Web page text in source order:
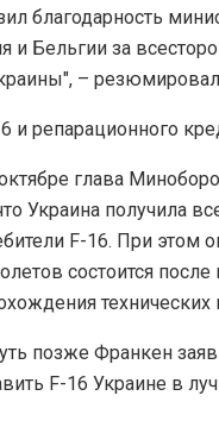
благодарность
и Бельгии за
–
и репарационного
глава
Украина получила
F-16. При этом
состоится после
технических
позже Франкен
F-16 Украине в